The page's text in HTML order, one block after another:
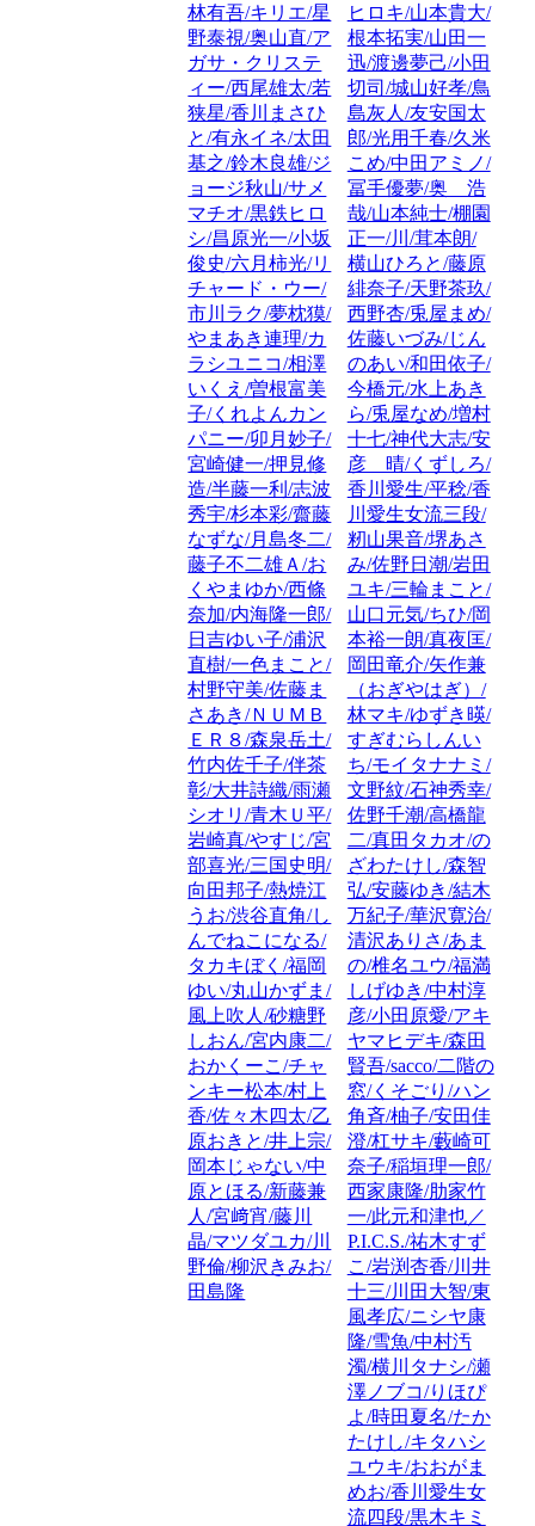
林有吾/キリエ/星
野泰視/奥山直/ア
ガサ・クリステ
ィー/西尾雄太/若
狭星/香川まさひ
と/有永イネ/太田
基之/鈴木良雄/ジ
ョージ秋山/サメ
マチオ/黒鉄ヒロ
シ/昌原光一/小坂
俊史/六月柿光/リ
チャード・ウー/
市川ラク/夢枕獏/
やまあき連理/カ
ラシユニコ/相澤
いくえ/曽根富美
子/くれよんカン
パニー/卯月妙子/
宮崎健一/押見修
造/半藤一利/志波
秀宇/杉本彩/齋藤
なずな/月島冬二/
藤子不二雄Ａ/お
くやまゆか/西條
奈加/内海隆一郎/
日吉ゆい子/浦沢
直樹/一色まこと/
村野守美/佐藤ま
さあき/ＮＵＭＢ
ＥＲ８/森泉岳土/
竹内佐千子/伴茶
彰/大井詩織/雨瀬
シオリ/青木Ｕ平/
岩崎真/やすじ/宮
部喜光/三国史明/
向田邦子/熱焼江
うお/渋谷直角/し
んでねこになる/
タカキぼく/福岡
ゆい/丸山かずま/
風上吹人/砂糖野
しおん/宮内康二/
おかくーこ/チャ
ンキー松本/村上
香/佐々木四太/乙
原おきと/井上宗/
岡本じゃない/中
原とほる/新藤兼
人/宮﨑宵/藤川
晶/マツダユカ/川
野倫/柳沢きみお/
田島隆
ヒロキ/山本貴大/
根本拓実/山田一
迅/渡邊夢己/小田
切司/城山好孝/鳥
島灰人/友安国太
郎/光用千春/久米
こめ/中田アミノ/
冨手優夢/奥 浩
哉/山本純士/棚園
正一/川/茸本朗/
横山ひろと/藤原
緋奈子/天野茶玖/
西野杏/兎屋まめ/
佐藤いづみ/じん
のあい/和田依子/
今橋元/水上あき
ら/兎屋なめ/増村
十七/神代大志/安
彦 晴/くずしろ/
香川愛生/平稔/香
川愛生女流三段/
籾山果音/堺あさ
み/佐野日潮/岩田
ユキ/三輪まこと/
山口元気/ちひ/岡
本裕一朗/真夜匡/
岡田竜介/矢作兼
（おぎやはぎ）/
林マキ/ゆずき暎/
すぎむらしんい
ち/モイタナナミ/
文野紋/石神秀幸/
佐野千潮/高橋龍
二/真田タカオ/の
ざわたけし/森智
弘/安藤ゆき/結木
万紀子/華沢寛治/
清沢ありさ/あま
の/椎名ユウ/福満
しげゆき/中村淳
彦/小田原愛/アキ
ヤマヒデキ/森田
賢吾/sacco/二階の
窓/くそごり/ハン
角斉/柚子/安田佳
澄/杠サキ/藪崎可
奈子/稲垣理一郎/
西家康隆/肋家竹
一/此元和津也／
P.I.C.S./祐木すず
こ/岩渕杏香/川井
十三/川田大智/東
風孝広/ニシヤ康
隆/雪魚/中村汚
濁/横川タナシ/瀬
澤ノブコ/りほぴ
よ/時田夏名/たか
たけし/キタハシ
ユウキ/おおがま
めお/香川愛生女
流四段/黒木キミ